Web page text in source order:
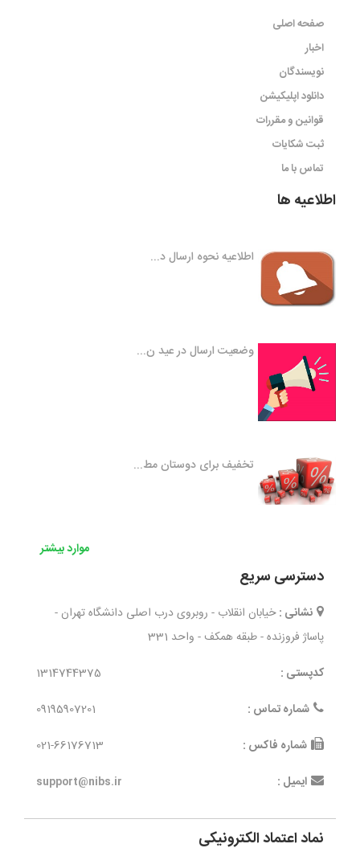
صفحه اصلی
اخبار
نویسندگان
دانلود اپلیکیشن
قوانین و مقررات
ثبت شکایات
تماس با ما
اطلاعیه ها
اطلاعیه نحوه ارسال د...
وضعیت ارسال در عید ن...
تخفیف برای دوستان مط...
موارد بیشتر
دسترسی سریع
نشانی : خیابان انقلاب - روبروی درب اصلی دانشگاه تهران -
پاساژ فروزنده - طبقه همکف - واحد 331
کدپستی :
1314744375
شماره تماس :
09195907201
شماره فاکس :
021-66176713
ایمیل :
support@nibs.ir
نماد اعتماد الکترونیکی